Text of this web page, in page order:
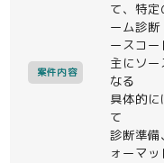
案件内容
て、特
ーム診
ースコー
主にソ
なる
具体的
て
診断準備
ォーマッ